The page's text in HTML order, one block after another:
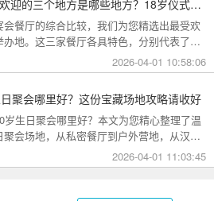
重庆成人礼最受欢迎的三个地方是哪些地方？18岁仪式感首选这三家
餐厅的综合比较，我们为您精选出最受欢
地。这三家餐厅各具特色，分别代表了文
与新奇体验三个不同方向，能够满足不同家
2026-04-01 10:58:06
聚会哪里好？这份宝藏场地攻略请收好
岁生日聚会哪里好？本文为您精心整理了温
会场地，从私密餐厅到户外营地，从汉服
对，总有一款适合您的孩子！2026-04-01 11:03:45